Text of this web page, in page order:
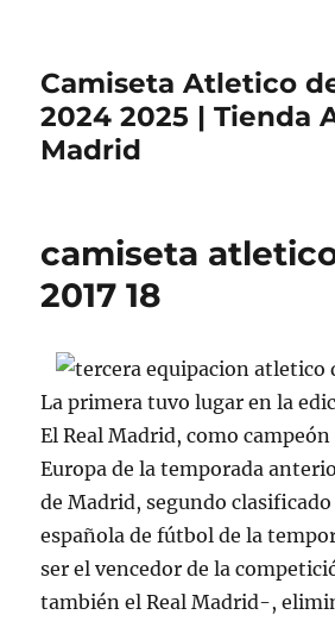
Camiseta Atletico
2024 2025 | Tienda
Madrid
camiseta
2017 18
La primera tuvo lugar en la
El Real Madrid, como campeón
Europa de la temporada
de Madrid, segundo clasificado
española de fútbol de la
ser el vencedor de la
también el Real Madrid-,